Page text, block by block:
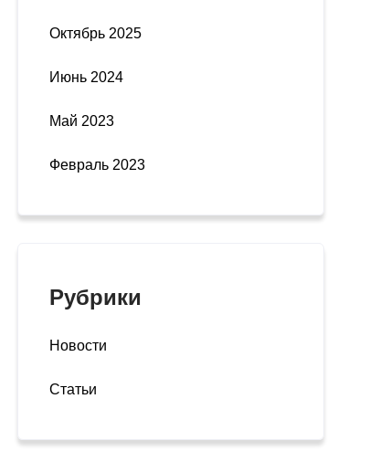
Октябрь 2025
Июнь 2024
Май 2023
Февраль 2023
Рубрики
Новости
Статьи